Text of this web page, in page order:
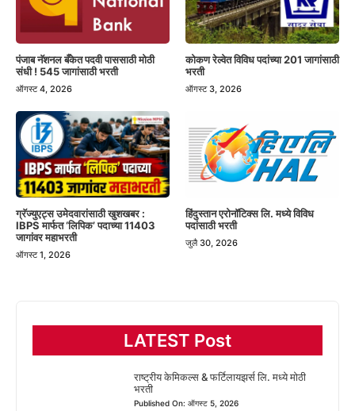
पंजाब नॅशनल बँकेत पदवी पाससाठी मोठी
संधी ! 545 जागांसाठी भरती
ऑगस्ट 4, 2026
कोकण रेल्वेत विविध पदांच्या 201 जागांसाठी
भरती
ऑगस्ट 3, 2026
ग्रॅज्युएट्स उमेदवारांसाठी खुशखबर :
IBPS मार्फत ‘लिपिक’ पदाच्या 11403
जागांवर महाभरती
ऑगस्ट 1, 2026
हिंदुस्तान एरोनॉटिक्स लि. मध्ये विविध
पदांसाठी भरती
जुलै 30, 2026
LATEST Post
राष्ट्रीय केमिकल्स & फर्टिलायझर्स लि. मध्ये मोठी
भरती
Published On: ऑगस्ट 5, 2026